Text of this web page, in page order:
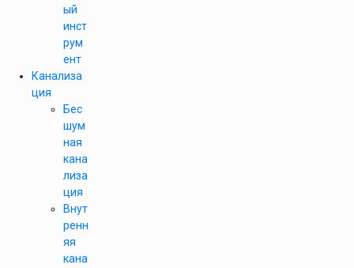
ый
инст
рум
ент
Канализа
ция
Бес
шум
ная
кана
лиза
ция
Внут
ренн
яя
кана